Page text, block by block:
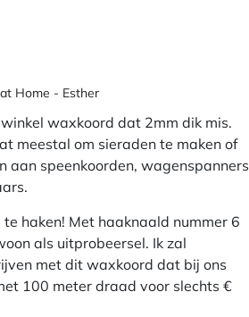
Home - Esther
waxkoord dat 2mm dik mis.
meestal om sieraden te maken of
aan speenkoorden, wagenspanners
haken! Met haaknaald nummer 6
als uitprobeersel. Ik zal
met dit waxkoord dat bij ons
100 meter draad voor slechts €